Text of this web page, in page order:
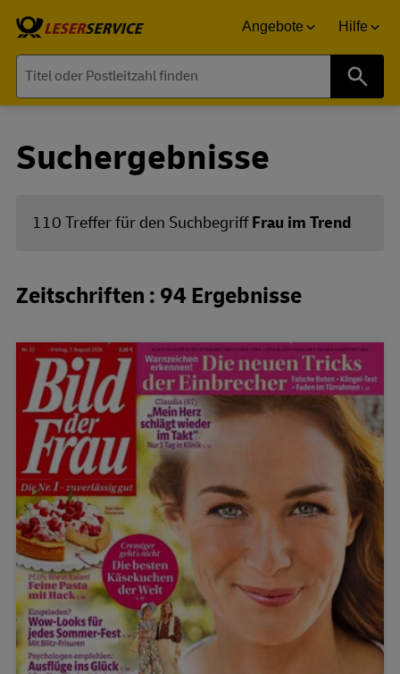
Angebote Hilfe
Suchergebnisse
110 Treffer für den SuchbegriffFrau im Trend
Zeitschriften : 94 Ergebnisse